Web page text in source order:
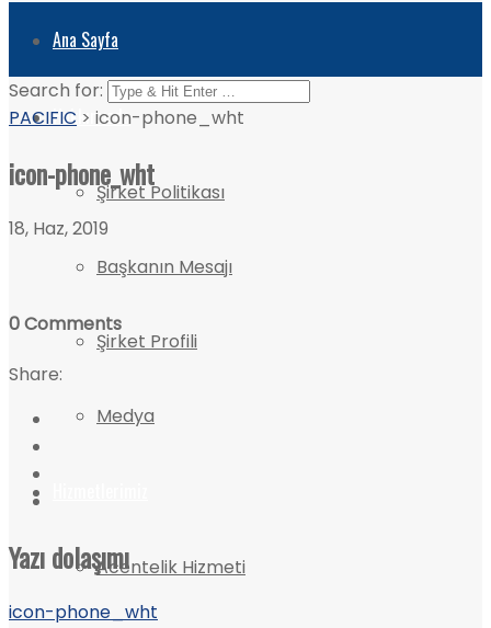
Ana Sayfa
Hakkımızda
Şirket Politikası
Başkanın Mesajı
Şirket Profili
Medya
Acentelik Hizmeti
Search for:
PACIFIC > icon-phone_wht
icon-phone_wht
18, Haz, 2019
0 Comments
Share:
Yazı dolaşımı
icon-phone_wht